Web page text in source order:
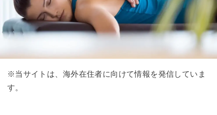
※当サイトは、海外在住者に向けて情報を発信していま
す。